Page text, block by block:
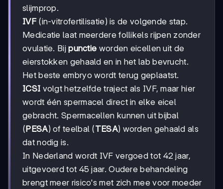
slijmprop.
IVF(in-vitrofertilisatie) is de volgende stap.
Medicatie laat meerdere follikels rijpen zonder
ovulatie. Bijpunctie worden eicellen uit de
eierstokken gehaald en in het lab bevrucht.
Het beste embryo wordt terug geplaatst.
ICSI volgt hetzelfde traject als IVF, maar hier
wordt één spermacel direct in elke eicel
gebracht. Spermacellen kunnen uit bijbal
(PESA) of teelbal (TESA) worden gehaald als
dat nodig is.
In Nederland wordt IVF vergoed tot 42 jaar,
uitgevoerd tot 45 jaar. Oudere behandeling
brengt meer risico's met zich mee voor moeder